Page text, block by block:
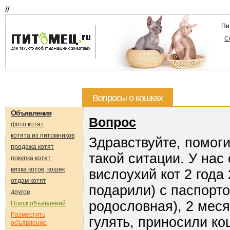
//
Вопросы о кошках
Объявления
фото котят
котята из питомников
продажа котят
покупка котят
вязка котов, кошек
отдам котят
другое
Поиск объявлений
Разместить
объявление
Вопрос
Здравствуйте,
такой ситации. У
вислоухий кот 2
подарили) с
родословная), 2
гулять, приносили